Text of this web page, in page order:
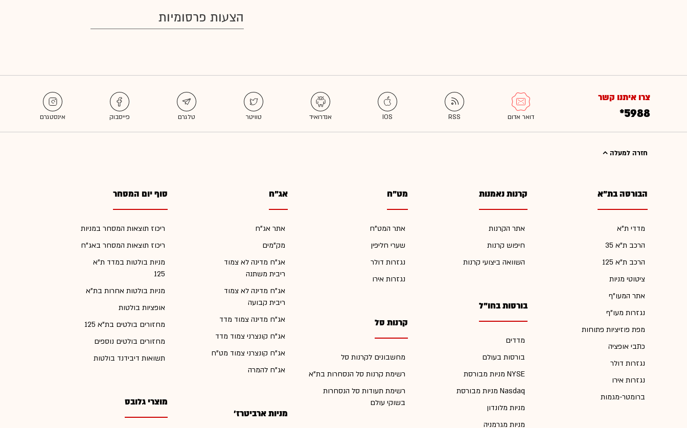
הצעות פרסומיות
צרו איתנו קשר
*5988
חזרה למעלה
הבורסה בת"א
מדדי ת"א
הרכב ת"א 35
הרכב ת"א 125
ציטוטי מניות
אתר המעו"ף
נגזרות מעו"ף
מפת פוזיציות פתוחות
כתבי אופציה
נגזרות דולר
נגזרות אירו
ברומטר-מגמות
קרנות נאמנות
אתר הקרנות
חיפוש קרנות
השוואה ביצועי קרנות
בורסות בחו"ל
מדדים
בורסות בעולם
מניות מבורסת NYSE
מניות מבורסת Nasdaq
מניות מלונדון
מניות מגרמניה
מט"ח
אתר המט"ח
שערי חליפין
נגזרות דולר
נגזרות אירו
קרנות סל
מחשבונים לקרנות סל
רשימת קרנות סל הנסחרות בת"א
רשימת תעודות סל הנסחרות
בשוקי עולם
אג"ח
אתר אג"ח
מק"מים
אג"ח מדינה לא צמוד
ריבית משתנה
אג"ח מדינה לא צמוד
ריבית קבועה
אג"ח מדינה צמוד מדד
אג"ח קונצרני צמוד מדד
אג"ח קונצרני צמוד מט"ח
אג"ח להמרה
מניות ארביטרז'
סוף יום המסחר
ריכוז תוצאות המסחר במניות
ריכוז תוצאות המסחר באג"ח
מניות בולטות במדד ת"א
125
מניות בולטות אחרות בת"א
אופציות בולטות
מחזורים בולטים בת"א 125
מחזורים בולטים נוספים
תשואות דיבידנד בולטות
מוצרי גלובס